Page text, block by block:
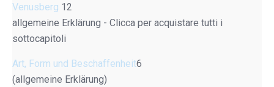
Venusberg 12
allgemeine Erklärung - Clicca per acquistare tutti i
sottocapitoli
Art, Form und Beschaffenheit6
(allgemeine Erklärung)